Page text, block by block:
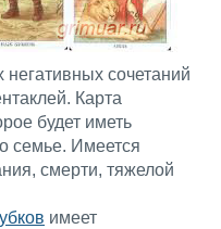
сочетаний
Карта
будет иметь
семье. Имеется
смерти, тяжелой
имеет